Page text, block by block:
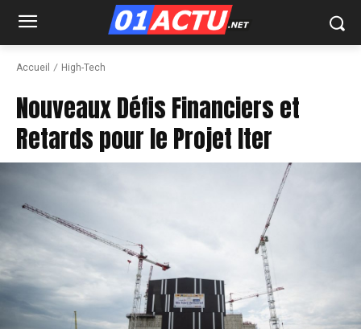
Accueil High-Tech
Nouveaux Défis Financiers et
Retards pour le Projet Iter